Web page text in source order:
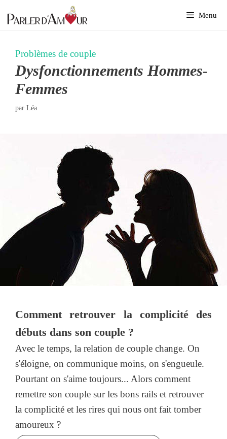
au
Menu
Problèmes de couple
Dysfonctionnements Hommes-
Femmes
par Léa
Comment retrouver la complicité des
débuts dans son couple ?
Avec le temps, la relation de couple change. On
s'éloigne, on communique moins, on s'engueule.
Pourtant on s'aime toujours... Alors comment
remettre son couple sur les bons rails et retrouver
la complicité et les rires qui nous ont fait tomber
amoureux ?